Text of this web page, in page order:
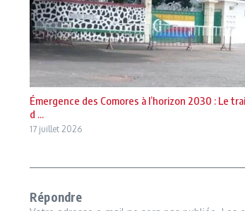
Émergence des Comores à l’horizon 2030 : Le
d ...
17 juillet 2026
Répondre